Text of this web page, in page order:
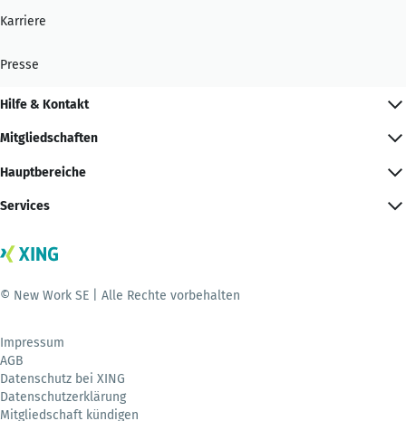
Karriere
Presse
Hilfe & Kontakt
Mitgliedschaften
Hauptbereiche
Services
© New Work SE | Alle Rechte vorbehalten
Impressum
AGB
Datenschutz bei XING
Datenschutzerklärung
Mitgliedschaft kündigen